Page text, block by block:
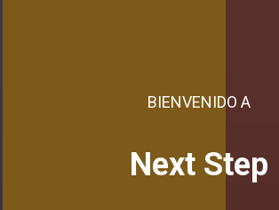
BIENVENIDO A
Next Step